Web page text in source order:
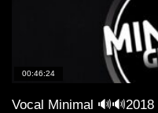
00:46:24
Vocal Minimal